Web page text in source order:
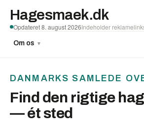
Hagesmaek.dk
Om os ▼
Opdateret 8. august 2026Indeholder
DANMARKS SAMLEDE
Find den rigtige
— ét sted